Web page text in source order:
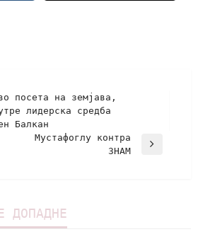
посета на земјава,
лидерска средба
Балкан
Мустафоглу контра
ЗНАМ
ДОПАДНЕ